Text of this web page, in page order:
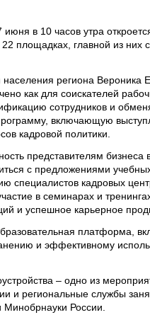
в 10 часов утра
площадках, главной из них
населения региона Вероника
как для соискателей
сотрудников и
включающую
кадровой политики.
представителям бизнеса
с предложениями
специалистов кадровых
в семинарах и
и успешное карьерное
платформа,
и эффективному
– одно из
и региональные службы
России.